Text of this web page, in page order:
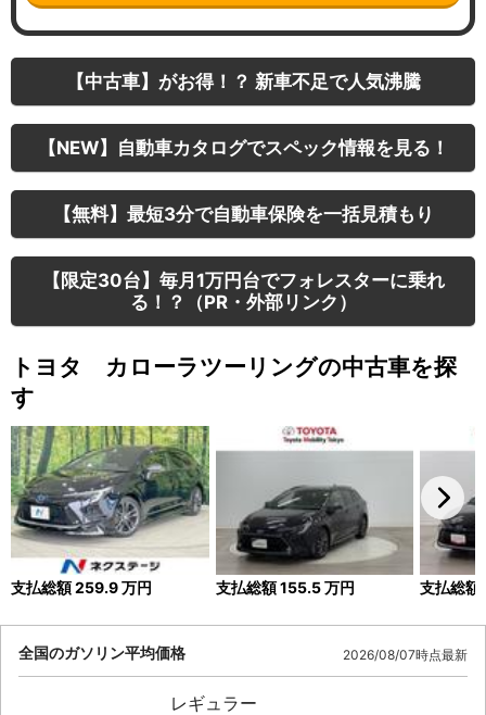
【中古車】がお得！？ 新車不足で人気沸騰
【NEW】自動車カタログでスペック情報を見る！
【無料】最短3分で自動車保険を一括見積もり
【限定30台】毎月1万円台でフォレスターに乗れ
る！？（PR・外部リンク）
トヨタ カローラツーリングの中古車を探
す
支払総額259.9万円 支払総額155.5万円 支払総額
全国のガソリン平均価格 2026/08/07時点最新
レギュラー